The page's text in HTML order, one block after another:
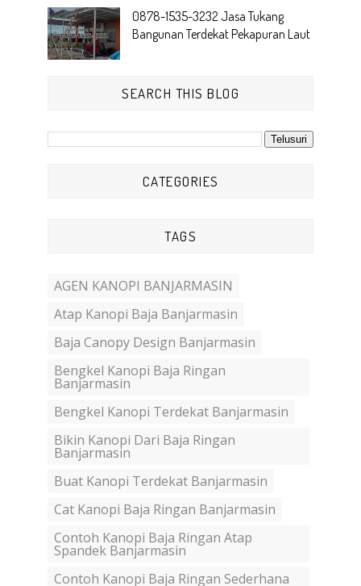
0878-1535-3232 Jasa Tukang
Bangunan Terdekat Pekapuran Laut
SEARCH THIS BLOG
CATEGORIES
TAGS
AGEN KANOPI BANJARMASIN
Atap Kanopi Baja Banjarmasin
Baja Canopy Design Banjarmasin
Bengkel Kanopi Baja Ringan
Banjarmasin
Bengkel Kanopi Terdekat Banjarmasin
Bikin Kanopi Dari Baja Ringan
Banjarmasin
Buat Kanopi Terdekat Banjarmasin
Cat Kanopi Baja Ringan Banjarmasin
Contoh Kanopi Baja Ringan Atap
Spandek Banjarmasin
Contoh Kanopi Baja Ringan Sederhana